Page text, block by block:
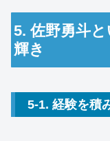
5. 佐野勇斗
輝き
5-1. 経験を積